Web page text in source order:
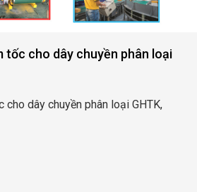
tốc cho dây chuyền phân loại
dây chuyền phân loại GHTK,